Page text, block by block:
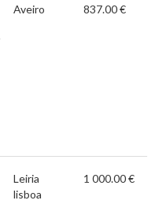
Aveiro 837.00 €
Leiria
lisboa
1 000.00 €